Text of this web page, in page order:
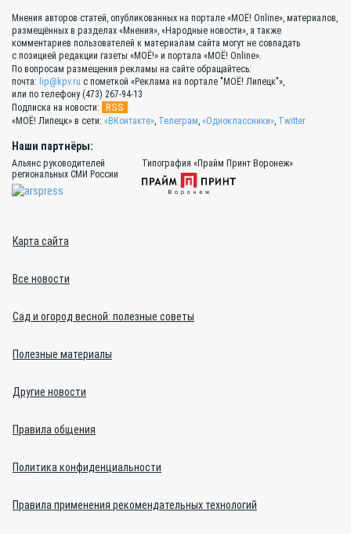
Мнения авторов статей, опубликованных на портале «МОЁ! Online», материалов,
размещённых в разделах «Мнения», «Народные новости», а также
комментариев пользователей к материалам сайта могут не совпадать
с позицией редакции газеты «МОЁ!» и портала «МОЁ! Online».
По вопросам размещения рекламы на сайте обращайтесь:
почта: lip@kpv.ru с пометкой «Реклама на портале "МОЁ! Липецк"»,
или по телефону (473) 267-94-13
Подписка на новости:
RSS
«МОЁ! Липецк» в сети: «ВКонтакте» Телеграм «Одноклассники» Twitter
Наши партнёры:
Альянс руководителей
региональных СМИ России
Типография «Прайм Принт Воронеж»
Карта сайта
Все новости
Сад и огород весной: полезные советы
Полезные материалы
Другие новости
Правила общения
Политика конфиденциальности
Правила применения рекомендательных технологий